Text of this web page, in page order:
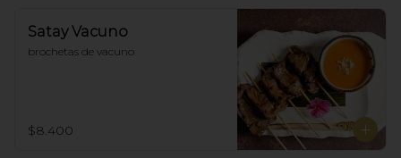
Satay Vacuno
brochetas de vacuno
$8.400